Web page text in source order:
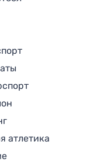
атлетика